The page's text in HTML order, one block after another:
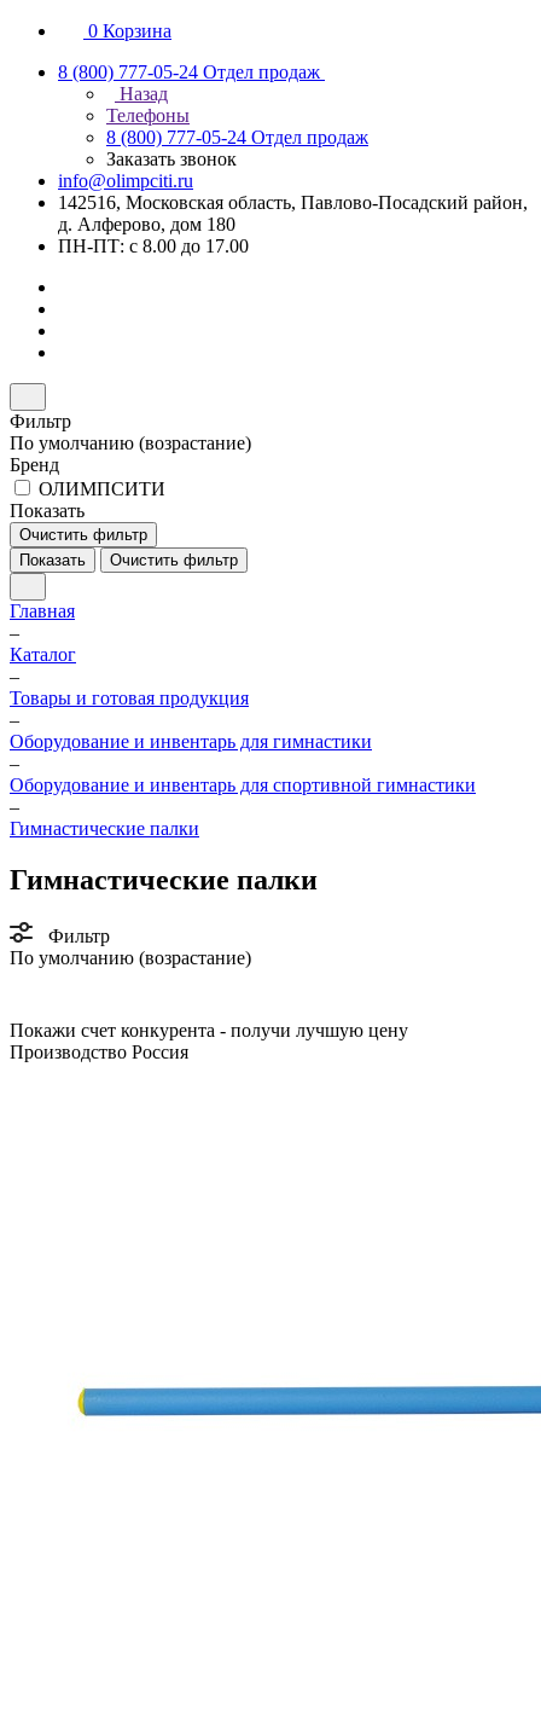
0 Корзина
8 (800) 777-05-24 Отдел продаж
Назад
Телефоны
8 (800) 777-05-24 Отдел продаж
Заказать звонок
info@olimpciti.ru
142516, Московская область, Павлово-Посадский район,
д. Алферово, дом 180
ПН-ПТ: с 8.00 до 17.00
Фильтр
По умолчанию (возрастание)
Бренд
ОЛИМПСИТИ
Показать
Очистить фильтр
Показать
Очистить фильтр
Главная
–
Каталог
–
Товары и готовая продукция
–
Оборудование и инвентарь для гимнастики
–
Оборудование и инвентарь для спортивной гимнастики
–
Гимнастические палки
Гимнастические палки
Фильтр
По умолчанию (возрастание)
Покажи счет конкурента - получи лучшую цену
Производство Россия